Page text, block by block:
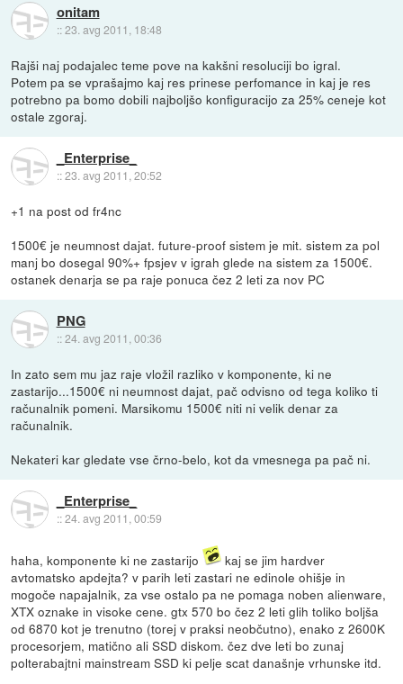
onitam
::23. avg 2011, 18:48
Rajši naj podajalec teme pove na kakšni resoluciji bo igral.
Potem pa se vprašajmo kaj res prinese perfomance in kaj je res
potrebno pa bomo dobili najboljšo konfiguracijo za 25% ceneje kot
ostale zgoraj.
_Enterprise_
::23. avg 2011, 20:52
+1 na post od fr4nc
1500€ je neumnost dajat. future-proof sistem je mit. sistem za pol
manj bo dosegal 90%+ fpsjev v igrah glede na sistem za 1500€.
ostanek denarja se pa raje ponuca čez 2 leti za nov PC
PNG
::24. avg 2011, 00:36
In zato sem mu jaz raje vložil razliko v komponente, ki ne
zastarijo...1500€ ni neumnost dajat, pač odvisno od tega koliko ti
računalnik pomeni. Marsikomu 1500€ niti ni velik denar za
računalnik.
Nekateri kar gledate vse črno-belo, kot da vmesnega pa pač ni.
_Enterprise_
::24. avg 2011, 00:59
haha, komponente ki ne zastarijo
kaj se jim hardver
avtomatsko apdejta? v parih leti zastari ne edinole ohišje in
mogoče napajalnik, za vse ostalo pa ne pomaga noben alienware,
XTX oznake in visoke cene. gtx 570 bo čez 2 leti glih toliko boljša
od 6870 kot je trenutno (torej v praksi neobčutno), enako z 2600K
procesorjem, matično ali SSD diskom. čez dve leti bo zunaj
polterabajtni mainstream SSD ki pelje scat današnje vrhunske itd.